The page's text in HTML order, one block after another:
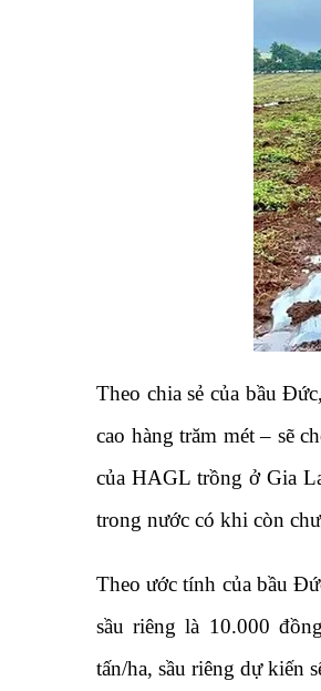
Theo chia sẻ của bầu
cao hàng trăm mét – sẽ
của HAGL trồng ở Gia
trong nước có khi còn
Theo ước tính của bầu
sầu riêng là 10.000
tấn/ha, sầu riêng dự kiến